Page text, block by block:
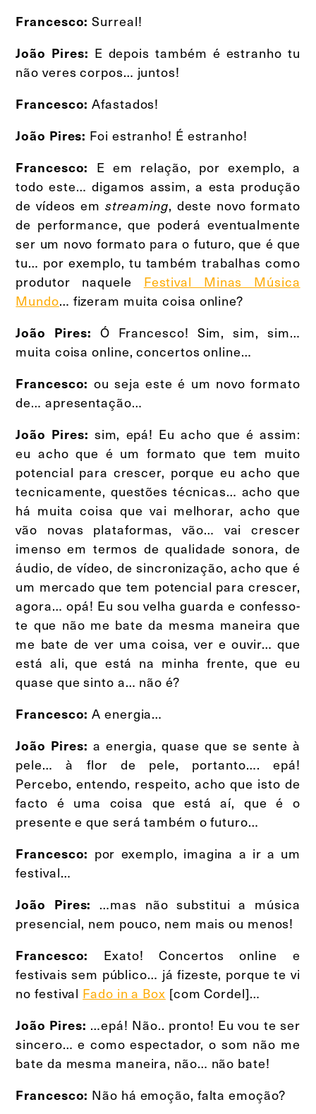
Francesco: Surreal!
João Pires: E depois também é estranho tu
não veres corpos… juntos!
Francesco: Afastados!
João Pires: Foi estranho! É estranho!
Francesco: E em relação, por exemplo, a
todo este… digamos assim, a esta produção
de vídeos em streaming, deste novo formato
de performance, que poderá eventualmente
ser um novo formato para o futuro, que é que
tu… por exemplo, tu também trabalhas como
produtor naquele Festival Minas Música
Mundo… fizeram muita coisa online?
João Pires: Ó Francesco! Sim, sim, sim…
muita coisa online, concertos online…
Francesco: ou seja este é um novo formato
de… apresentação…
João Pires: sim, epá! Eu acho que é assim:
eu acho que é um formato que tem muito
potencial para crescer, porque eu acho que
tecnicamente, questões técnicas… acho que
há muita coisa que vai melhorar, acho que
vão novas plataformas, vão… vai crescer
imenso em termos de qualidade sonora, de
áudio, de vídeo, de sincronização, acho que é
um mercado que tem potencial para crescer,
agora… opá! Eu sou velha guarda e confesso-
te que não me bate da mesma maneira que
me bate de ver uma coisa, ver e ouvir… que
está ali, que está na minha frente, que eu
quase que sinto a… não é?
Francesco: A energia…
João Pires: a energia, quase que se sente à
pele… à flor de pele, portanto…. epá!
Percebo, entendo, respeito, acho que isto de
facto é uma coisa que está aí, que é o
presente e que será também o futuro…
Francesco: por exemplo, imagina a ir a um
festival…
João Pires: …mas não substitui a música
presencial, nem pouco, nem mais ou menos!
Francesco:
Exato! Concertos online e
festivais sem público… já fizeste, porque te vi
no festival Fado in a Box [com Cordel]…
João Pires: …epá! Não.. pronto! Eu vou te ser
sincero… e como espectador, o som não me
bate da mesma maneira, não… não bate!
Francesco: Não há emoção, falta emoção?